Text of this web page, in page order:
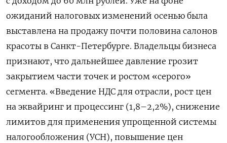
ожиданий налоговых изменений осенью была
выставлена на продажу почти половина салонов
красоты в Санкт-Петербурге. Владельцы бизнеса
признают, что дальнейшее давление грозит
закрытием части точек и ростом «серого»
сегмента. «Введение НДС для отрасли, рост цен
на эквайринг и процессинг (1,8–2,2%), снижение
лимитов для применения упрощенной системы
налогообложения (УСН), повышение цен